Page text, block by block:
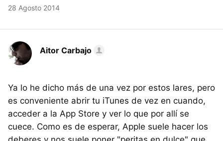
28 Agosto 2014
Aitor Carbajo
Ya lo he dicho más de una vez por estos lares, pero
es conveniente abrir tu iTunes de vez en cuando,
acceder a la App Store y ver lo que por allí se
cuece. Como es de esperar, Apple suele hacer los